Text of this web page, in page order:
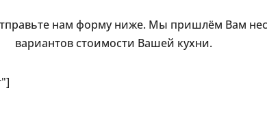
нам форму ниже. Мы пришлём Вам
вариантов стоимости Вашей кухни.